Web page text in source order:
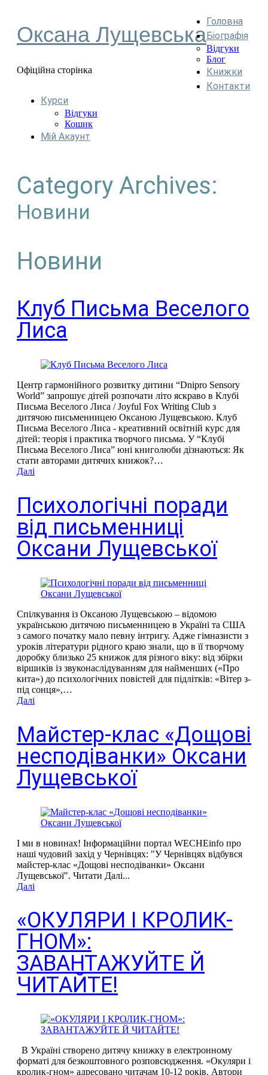
Оксана Лущевська
Офіційна сторінка
Головна
Біографія
Відгуки
Блог
Книжки
Контакти
Курси
Відгуки
Кошик
Мій Акаунт
Category Archives:
Новини
Новини
Клуб Письма Веселого
Лиса
Центр гармонійного розвитку дитини “Dnipro Sensory
World” запрошує дітей розпочати літо яскраво в Клубі
Письма Веселого Лиса / Joyful Fox Writing Club з
дитячою письменницею Оксаною Лущевською. Клуб
Письма Веселого Лиса - креативний освітній курс для
дітей: теорія і практика творчого письма. У “Клубі
Письма Веселого Лиса” юні книголюби дізнаються: Як
стати авторами дитячих книжок?…
Далі
Психологічні поради
від письменниці
Оксани Лущевської
Спілкування із Оксаною Лущевською – відомою
українською дитячою письменницею в Україні та США
з самого початку мало певну інтригу. Адже гімназисти з
уроків літератури рідного краю знали, що в її творчому
доробку близько 25 книжок для різного віку: від збірки
віршиків із звуконаслідуванням для найменших («Про
кита») до психологічних повістей для підлітків: «Вітер з-
під сонця»,…
Далі
Майстер-клас «Дощові
несподіванки» Оксани
Лущевської
І ми в новинах! Інформаційни портал WECHEinfo про
наші чудовий захід у Чернівцях: "У Чернівцях відбувся
майстер-клас «Дощові несподіванки» Оксани
Лущевської". Читати Далі...
Далі
«ОКУЛЯРИ І КРОЛИК-
ГНОМ»:
ЗАВАНТАЖУЙТЕ Й
ЧИТАЙТЕ!
В Україні створено дитячу книжку в електронному
форматі для безкоштовного розповсюдження. «Окуляри і
кролик-гном» адресовано читачам 10-12 років. Автори